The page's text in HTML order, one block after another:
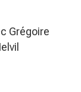
Grégoire